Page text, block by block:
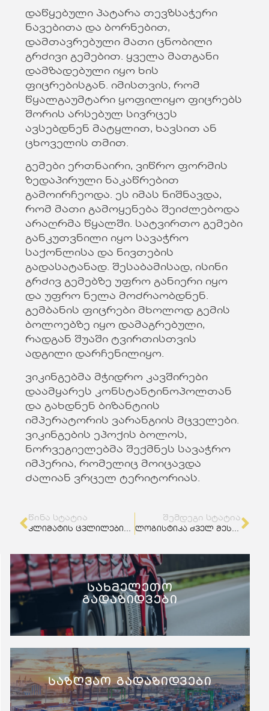
დაწყებული პატარა თევზსაჭერი
ნავებითა და ბორნებით,
დამთავრებული მათი ცნობილი
გრძივი გემებით. ყველა მათგანი
დამზადებული იყო ხის
ფიცრებისგან. იმისთვის, რომ
წყალგაუმტარი ყოფილიყო ფიცრებს
შორის არსებულ სივრცეს
ავსებდნენ მატყლით, ხავსით ან
ცხოველის თმით.
გემები ერთნაირი, ვიწრო ფორმის
ზედაპირული ნაკაწრებით
გამოირჩეოდა. ეს იმას ნიშნავდა,
რომ მათი გამოყენება შეიძლებოდა
არაღრმა წყალში. სატვირთო გემები
განკუთვნილი იყო სავაჭრო
საქონლისა და ნივთების
გადასატანად. შესაბამისად, ისინი
გრძივ გემებზე უფრო განიერი იყო
და უფრო ნელა მოძრაობდნენ.
გემბანის ფიცრები მხოლოდ გემის
ბოლოებზე იყო დამაგრებული,
რადგან შუაში ტვირთისთვის
ადგილი დარჩენილიყო.
ვიკინგებმა მჭიდრო კავშირები
დაამყარეს კონსტანტინოპოლთან
და გახდნენ ბიზანტიის
იმპერატორის ვარანგიის მცველები.
ვიკინგების ეპოქის ბოლოს,
ნორვეგიელებმა შექმნეს სავაჭრო
იმპერია, რომელიც მოიცავდა
ძალიან ვრცელ ტერიტორიას.
ᲬᲘᲜᲐ ᲡᲢᲐᲢᲘᲐ
კლიმატის ცვლილების გავლენა ლოგისტიკაზე
ᲨᲔᲛᲓᲔᲒᲘ ᲡᲢᲐᲢᲘᲐ
ლოგისტიკა ძველ მესოპოტამიაში
სახმელეთო
გადაზიდვები
საზღვაო გადაზიდვები